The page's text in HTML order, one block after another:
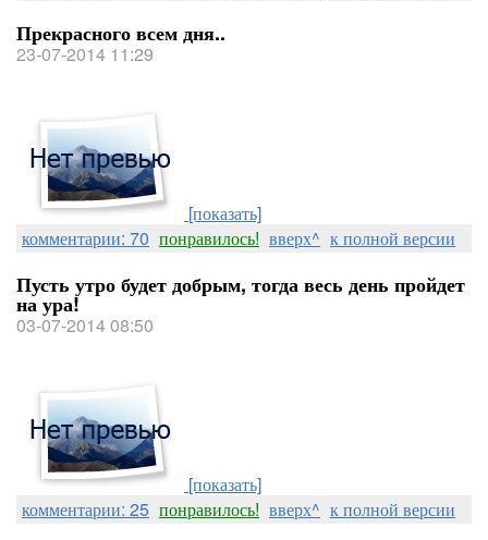
Прекрасного всем дня..
23-07-2014 11:29
[показать]
комментарии: 70 понравилось! вверх^ к полной версии
Пусть утро будет добрым, тогда весь день пройдет
на ура!
03-07-2014 08:50
[показать]
комментарии: 25 понравилось! вверх^ к полной версии